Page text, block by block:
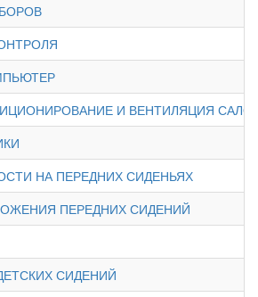
И ВЕНТИЛЯЦИЯ
НА ПЕРЕДНИХ СИДЕНЬЯХ
ПЕРЕДНИХ СИДЕНИЙ
СИДЕНИЙ